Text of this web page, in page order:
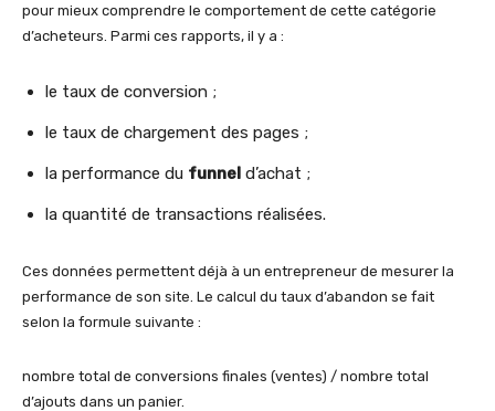
pour mieux comprendre le comportement de cette catégorie
d’acheteurs. Parmi ces rapports, il y a :
le taux de conversion ;
le taux de chargement des pages ;
la performance du funnel d’achat ;
la quantité de transactions réalisées.
Ces données permettent déjà à un entrepreneur de mesurer la
performance de son site. Le calcul du taux d’abandon se fait
selon la formule suivante :
nombre total de conversions finales (ventes) / nombre total
d’ajouts dans un panier.